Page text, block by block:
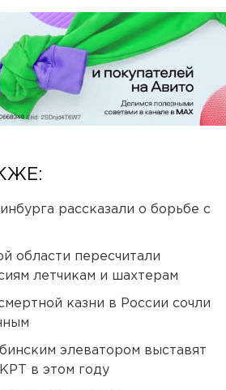
рассказали о борьбе с
области пересчитали
летчикам и шахтерам
казни в России сочли
элеватором выставят
в этом году